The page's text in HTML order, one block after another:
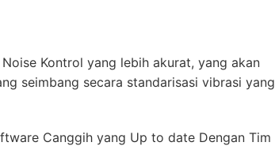
Kontrol yang lebih akurat, yang akan
seimbang secara standarisasi vibrasi yang
Canggih yang Up to date Dengan Tim